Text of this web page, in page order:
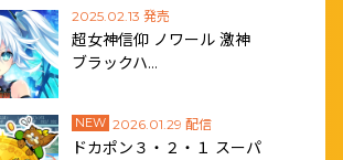
2025.02.13 発売
超女神信仰 ノワール 激神
ブラックハ…
NEW 2026.01.29 配信
ドカポン３・２・１ スーパ